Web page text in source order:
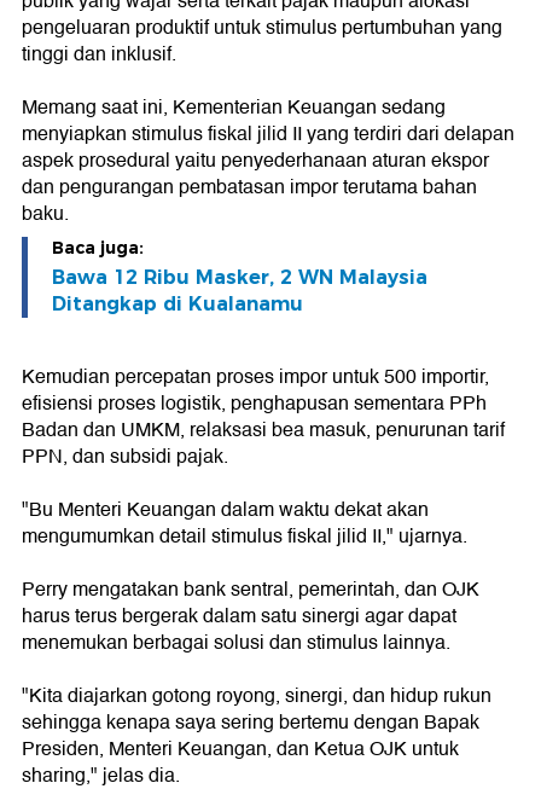
pengeluaran produktif untuk stimulus pertumbuhan yang
tinggi dan inklusif.
Memang saat ini, Kementerian Keuangan sedang
menyiapkan stimulus fiskal jilid II yang terdiri dari delapan
aspek prosedural yaitu penyederhanaan aturan ekspor
dan pengurangan pembatasan impor terutama bahan
baku.
Baca juga:
Bawa 12 Ribu Masker, 2 WN Malaysia
Ditangkap di Kualanamu
Kemudian percepatan proses impor untuk 500 importir,
efisiensi proses logistik, penghapusan sementara PPh
Badan dan UMKM, relaksasi bea masuk, penurunan tarif
PPN, dan subsidi pajak.
"Bu Menteri Keuangan dalam waktu dekat akan
mengumumkan detail stimulus fiskal jilid II," ujarnya.
Perry mengatakan bank sentral, pemerintah, dan OJK
harus terus bergerak dalam satu sinergi agar dapat
menemukan berbagai solusi dan stimulus lainnya.
"Kita diajarkan gotong royong, sinergi, dan hidup rukun
sehingga kenapa saya sering bertemu dengan Bapak
Presiden, Menteri Keuangan, dan Ketua OJK untuk
sharing," jelas dia.